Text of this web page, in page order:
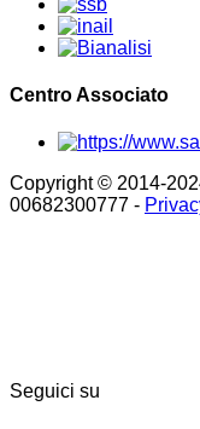
Centro Associato
Copyright © 2014-
00682300777 -
Seguici su